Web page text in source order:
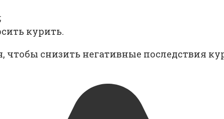
курить.
снизить негативные последствия